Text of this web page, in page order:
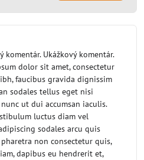
komentár. Ukážkový komentár.
dolor sit amet, consectetur
faucibus gravida dignissim
sodales tellus eget nisi
ut dui accumsan iaculis.
luctus diam vel
sodales arcu quis
non consectetur quis,
dapibus eu hendrerit et,